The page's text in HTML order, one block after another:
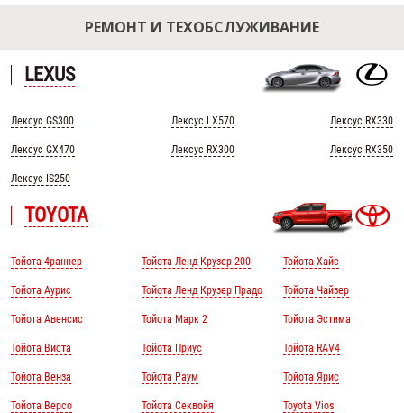
РЕМОНТ И ТЕХОБСЛУЖИВАНИЕ
LEXUS
Лексус GS300
Лексус GX470
Лексус IS250
Лексус LX570
Лексус RX300
Лексус RX330
Лексус RX350
TOYOTA
Тойота 4раннер
Тойота Аурис
Тойота Авенсис
Тойота Виста
Тойота Венза
Тойота Версо
Тойота Ленд Крузер 200
Тойота Ленд Крузер Прадо
Тойота Марк 2
Тойота Приус
Тойота Раум
Тойота Секвойя
Тойота Хайс
Тойота Чайзер
Тойота Эстима
Тойота RAV4
Тойота Ярис
Toyota Vios